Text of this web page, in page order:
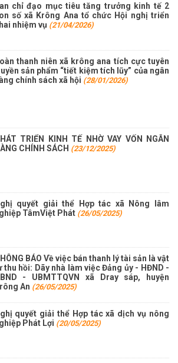
chỉ đạo mục tiêu tăng trưởng kinh tế 2
số xã Krông Ana tổ chức Hội nghị triển
nhiệm vụ (21/04/2026)
thanh niên xã krông ana tích cực tuyên
sản phẩm “tiết kiệm tích lũy” của ngân
chính sách xã hội (28/01/2026)
TRIỂN KINH TẾ NHỜ VAY VỐN NGÂN
CHÍNH SÁCH (23/12/2025)
quyết giải thể Hợp tác xã Nông lâm
TâmViệt Phát (26/05/2025)
BÁO Về việc bán thanh lý tài sản là vật
thu hồi: Dãy nhà làm việc Đảng ủy - HĐND -
- UBMTTQVN xã Dray sáp, huyện
An (26/05/2025)
quyết giải thể Hợp tác xã dịch vụ nông
Phát Lợi (20/05/2025)